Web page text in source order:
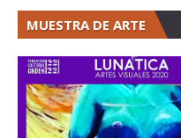
MUESTRA DE ARTE